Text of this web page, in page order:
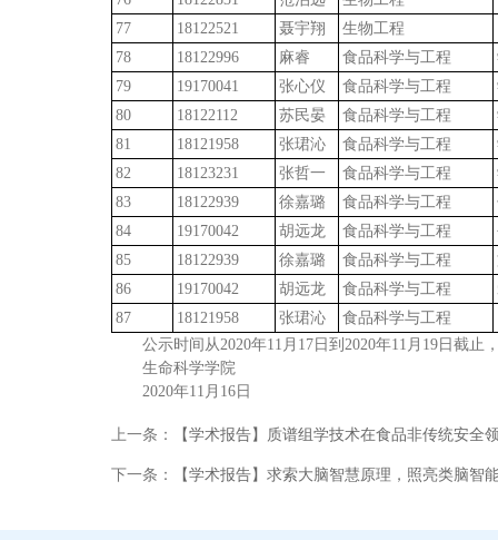
77
18122521 聂宇翔 生物工程
78
18122996 麻睿 食品科学与工程
79
19170041 张心仪 食品科学与工程
80
18122112 苏民晏 食品科学与工程
81
18121958 张珺沁 食品科学与工程
82
18123231 张哲一 食品科学与工程
83
18122939 徐嘉璐 食品科学与工程
84
19170042 胡远龙 食品科学与工程
85
18122939 徐嘉璐 食品科学与工程
86
19170042 胡远龙 食品科学与工程
87
18121958 张珺沁 食品科学与工程
公示时间从2020年11月17日到2020年11月19日截止
生命科学学院
2020年11月16日
上一条： 【学术报告】质谱组学技术在食品非传统安全
下一条： 【学术报告】求索大脑智慧原理，照亮类脑智